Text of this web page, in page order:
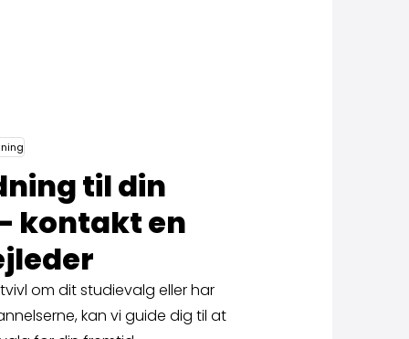
til din
kontakt en
om dit studievalg eller har
kan vi guide dig til at